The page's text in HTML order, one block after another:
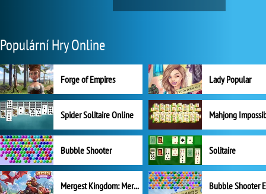
Populární Hry Online
Forge of Empires Lady Popular
Spider Solitaire Online Mahjong
Bubble Shooter Solitaire
Mergest Kingdom: Merge Puzzle